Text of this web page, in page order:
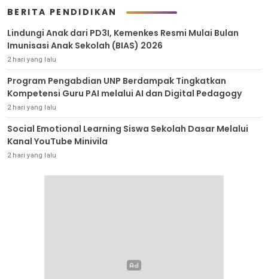
BERITA PENDIDIKAN
Lindungi Anak dari PD3I, Kemenkes Resmi Mulai Bulan
Imunisasi Anak Sekolah (BIAS) 2026
2 hari yang lalu
Program Pengabdian UNP Berdampak Tingkatkan
Kompetensi Guru PAI melalui AI dan Digital Pedagogy
2 hari yang lalu
Social Emotional Learning Siswa Sekolah Dasar Melalui
Kanal YouTube Minivila
2 hari yang lalu